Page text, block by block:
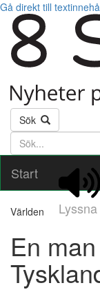
Gå direkt till
Sök
Söktext
Start
Lyssna
Världen
En